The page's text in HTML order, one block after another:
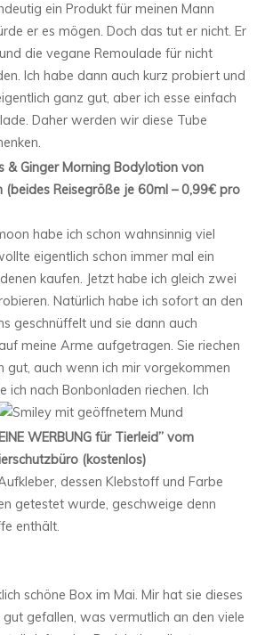
ein Produkt für meinen Mann
er es mögen. Doch das tut er nicht. Er
die vegane Remoulade für nicht
Ich habe dann auch kurz probiert und
ganz gut, aber ich esse einfach
Daher werden wir diese Tube
& Ginger Morning Bodylotion von
(beides Reisegröße je 60ml – 0,99€ pro
habe ich schon wahnsinnig viel
eigentlich schon immer mal ein
kaufen. Jetzt habe ich gleich zwei
Natürlich habe ich sofort an den
geschnüffelt und sie dann auch
meine Arme aufgetragen. Sie riechen
gut, auch wenn ich mir vorgekommen
ich nach Bonbonladen riechen. Ich
WERBUNG für Tierleid” vom
(kostenlos)
dessen Klebstoff und Farbe
getestet wurde, geschweige denn
enthält.
schöne Box im Mai. Mir hat sie dieses
gefallen, was vermutlich an den viele